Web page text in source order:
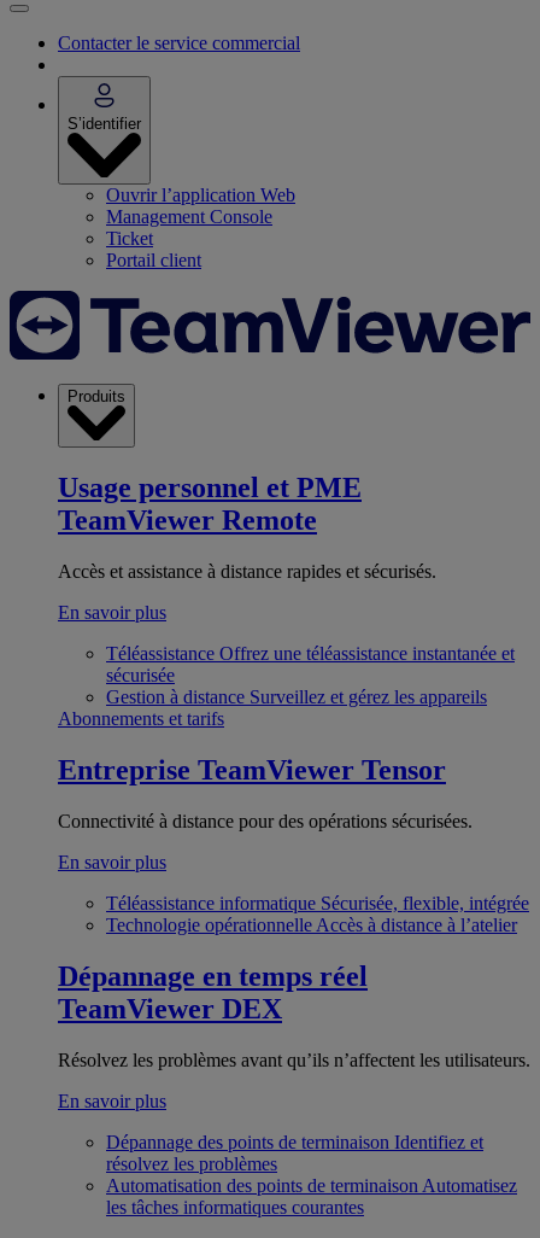
Contacter le service commercial
S’identifier
Ouvrir l’application Web
Management Console
Ticket
Portail client
Produits
Usage personnel et PME
TeamViewer Remote
Accès et assistance à distance rapides et sécurisés.
En savoir plus
Téléassistance Offrez une téléassistance instantanée et
sécurisée
Gestion à distance Surveillez et gérez les appareils
Abonnements et tarifs
Entreprise TeamViewer Tensor
Connectivité à distance pour des opérations sécurisées.
En savoir plus
Téléassistance informatique Sécurisée, flexible, intégrée
Technologie opérationnelle Accès à distance à l’atelier
Dépannage en temps réel
TeamViewer DEX
Résolvez les problèmes avant qu’ils n’affectent les utilisateurs.
En savoir plus
Dépannage des points de terminaison Identifiez et
résolvez les problèmes
Automatisation des points de terminaison Automatisez
les tâches informatiques courantes